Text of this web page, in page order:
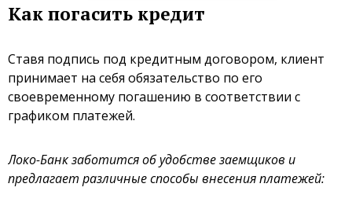
Как погасить кредит
Ставя подпись под кредитным договором, клиент
принимает на себя обязательство по его
своевременному погашению в соответствии с
графиком платежей.
Локо-Банк заботится об удобстве заемщиков и
предлагает различные способы внесения платежей: